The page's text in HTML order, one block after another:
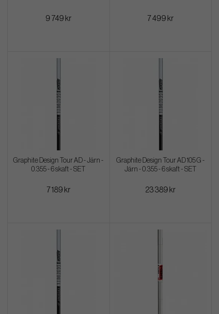
9 749 kr 7 499 kr
Graphite Design Tour AD - Järn -
0.355 - 6 skaft - SET
7 189 kr
Graphite Design Tour AD 105 G -
Järn - 0.355 - 6 skaft - SET
23 389 kr